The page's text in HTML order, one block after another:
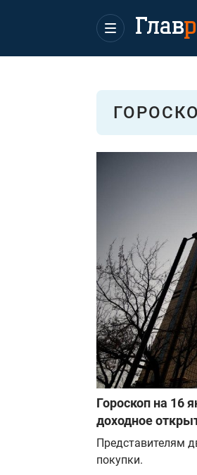
Гороскоп на 16
доходное
Представителям
покупки.